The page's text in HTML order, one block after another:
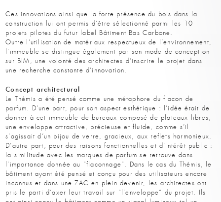
Ces innovations ainsi que la forte présence du bois dans la
construction lui ont permis d’être sélectionné parmi les 10
projets pilotes du futur label Bâtiment Bas Carbone.
Outre l’utilisation de matériaux respectueux de l’environnement,
l’immeuble se distingue également par son mode de conception
sur BIM, une volonté des architectes d’inscrire le projet dans
une recherche constante d’innovation.
Concept architectural
Le Thémis a été pensé comme une métaphore du flacon de
parfum. D’une part, pour son aspect esthétique : l’idée était de
donner à cet immeuble de bureaux composé de plateaux libres,
une enveloppe attractive, précieuse et fluide, comme s’il
s’agissait d’un bijou de verre, gracieux, aux reflets harmonieux.
D’autre part, pour des raisons fonctionnelles et d’intérêt public :
la similitude avec les marques de parfum se retrouve dans
l’importance donnée au “flaconnage”. Dans le cas du Thémis, le
bâtiment ayant été pensé et conçu pour des utilisateurs encore
inconnus et dans une ZAC en plein devenir, les architectes ont
pris le parti d’axer leur travail sur “l’enveloppe” du projet. Ils